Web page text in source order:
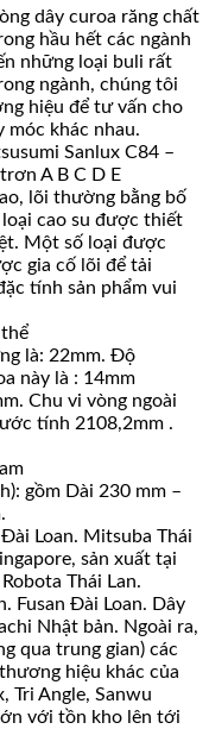
dây curoa răng chất
hầu hết các ngành
những loại buli rất
ngành, chúng tôi
hiệu để tư vấn cho
móc khác nhau.
Sanlux C84 –
A B C D E
lõi thường bằng bố
cao su được thiết
Một số loại được
gia cố lõi để tải
tính sản phẩm vui
là: 22mm. Độ
này là : 14mm
Chu vi vòng ngoài
tính 2108,2mm .
gồm Dài 230 mm –
Loan. Mitsuba Thái
sản xuất tại
Thái Lan.
Fusan Đài Loan. Dây
Nhật bản. Ngoài ra,
qua trung gian) các
hiệu khác của
Tri Angle, Sanwu
với tồn kho lên tới